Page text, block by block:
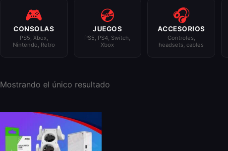
🎮
CONSOLAS
PS5, Xbox,
Nintendo, Retro
💿
JUEGOS
PS5, PS4, Switch,
Xbox
🎧
ACCESORIOS
Controles,
headsets, cables
Mostrando el único resultado